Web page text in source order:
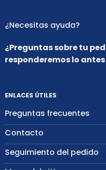
ENLACES ÚTILES
Preguntas frecuentes
Contacto
Seguimiento del pedido
¿Necesitas ayuda?
¿Preguntas sobre tu
responderemos lo